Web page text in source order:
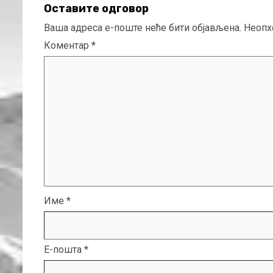
Оставите одговор
Ваша адреса е-поште неће бити објављена.
Коментар *
Име *
Е-пошта *